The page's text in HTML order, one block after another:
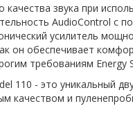
звука при
AudioControl с
усилитель
он обеспечивает
требованиям Energy
110 - это уникальный
качеством и